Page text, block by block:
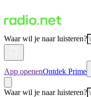
Waar wil je naar luisteren?
App openenOntdek Prime
Waar wil je naar luisteren?